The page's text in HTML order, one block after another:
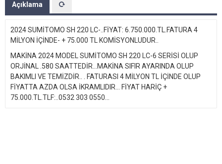
Açıklama
2024 SUMİTOMO SH 220 LC-..FİYAT: 6.750.000.TL.FATURA 4
MİLYON İÇİNDE- + 75.000 TL KOMİSYONLUDUR..
MAKİNA 2024 MODEL SUMİTOMO SH 220 LC-6 SERİSİ OLUP
ORJİNAL .580 SAATTEDİR...MAKİNA SIFIR AYARINDA OLUP
BAKIMLI VE TEMİZDİR.. . FATURASI 4 MİLYON TL İÇİNDE OLUP
FİYATTA AZDA OLSA İKRAMLIDIR... FİYAT HARİÇ +
75.000.TL.TLF:..0532 303 0550...